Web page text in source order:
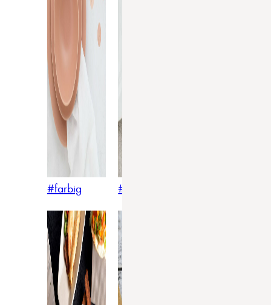
#farbig #weiss